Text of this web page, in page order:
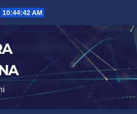
10:44:44 AM